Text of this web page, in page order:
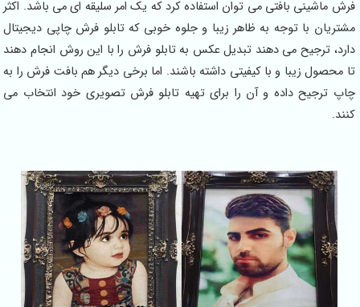
فرش ماشینی بافتی می توان استفاده کرد که یک امر سلیقه ای می باشد. اکثر
مشتریان با توجه به ظاهر زیبا و جلوه خوبی که تابلو فرش چاپی دیجیتال
دارد، ترجیح می دهند تبدیل عکس به تابلو فرش را با این روش انجام دهند
تا محصول زیبا و با کیفیتی داشته باشند. اما برخی دیگر هم بافت فرش را به
چاپ ترجیح داده و آن را برای تهیه تابلو فرش تصویری خود انتخاب می
کنند.